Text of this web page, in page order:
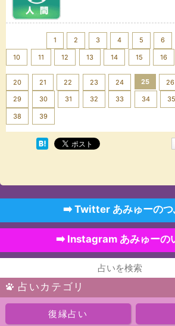
1 2 3 4 5 6
10 11 12 13 14 15 16
20 21 22 23 24 25 26
29 30 31 32 33 34 35
38 39
➡️ Twitter あみゅーのつ
➡️ Instagram あみゅーの
占いカテゴリ
復縁占い